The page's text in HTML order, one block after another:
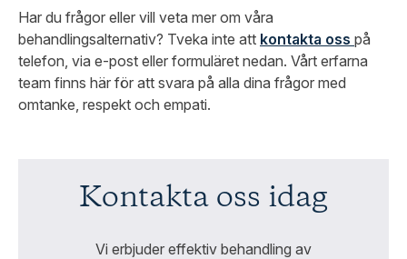
Har du frågor eller vill veta mer om våra
behandlingsalternativ? Tveka inte att kontakta oss på
telefon, via e-post eller formuläret nedan. Vårt erfarna
team finns här för att svara på alla dina frågor med
omtanke, respekt och empati.
Kontakta oss idag
Vi erbjuder effektiv behandling av